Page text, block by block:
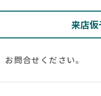
来店
問合せください。